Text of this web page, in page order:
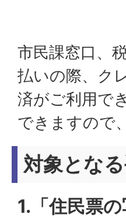
市民課窓口、
払いの際、ク
済がご利用で
できますので
対象とな
1.「住民票